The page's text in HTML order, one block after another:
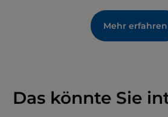
Mehr erfahren
Das könnte Sie